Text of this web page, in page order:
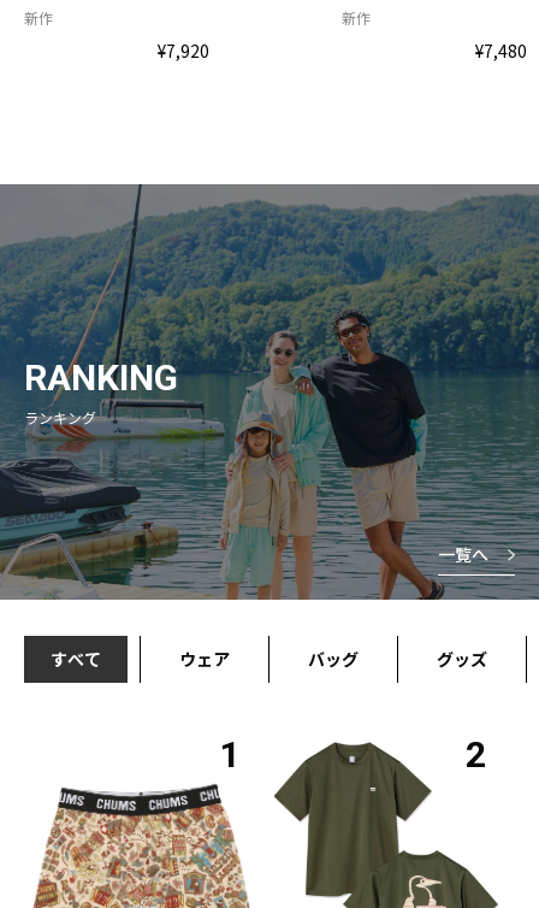
新作
¥7,920
新作
¥7,480
RANKING
ランキング
一覧へ
すべて ウェア バッグ グッズ